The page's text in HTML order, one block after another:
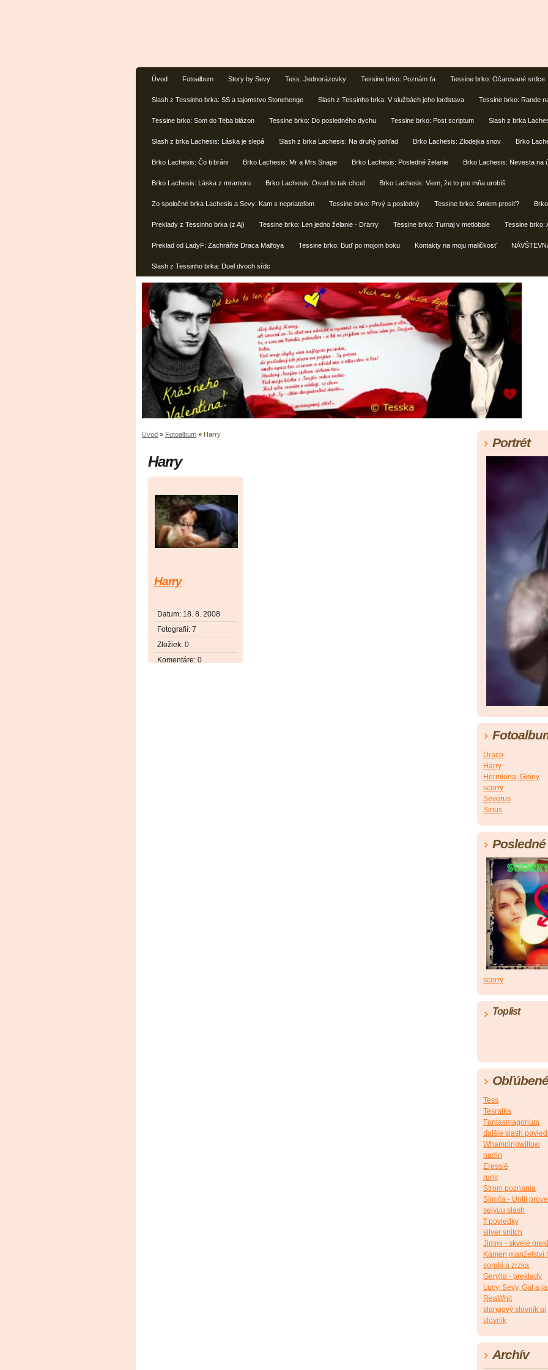
Úvod Fotoalbum Story by Sevy Tess: Jednorázovky Tessine brko: Poznám ťa Tessine brko: Očarované srdce
Slash z Tessinho brka: SS a tajomstvo Stonehenge Slash z Tessinho brka: V službách jeho lordstava Tessine brko: Rande
Tessine brko: Som do Teba blázon Tessine brko: Do posledného dychu Tessine brko: Post scriptum Slash z brka
Slash z brka Lachesis: Láska je slepá Slash z brka Lachesis: Na druhý pohľad Brko Lachesis: Zlodejka snov Brko
Brko Lachesis: Čo ti bráni Brko Lachesis: Mr a Mrs Snape Brko Lachesis: Posledné želanie Brko Lachesis: Nevesta na
Brko Lachesis: Láska z mramoru Brko Lachesis: Osud to tak chcel Brko Lachesis: Viem, že to pre mňa urobíš
Zo spoločné brka Lachesis a Sevy: Kam s nepriateľom Tessine brko: Prvý a posledný Tessine brko: Smiem prosiť?
Preklady z Tessinho brka (z Aj) Tessine brko: Len jedno želanie - Drarry Tessine brko: Turnaj v metlobale Tessine brko:
Preklad od LadyF: Zachráňte Draca Malfoya Tessine brko: Buď po mojom boku Kontakty na moju maličkosť
Slash z Tessinho brka: Duel dvoch sŕdc
Úvod » Fotoalbum » Harry
Harry
Harry
Datum: 18. 8. 2008
Fotografií: 7
Zložiek: 0
Komentáre: 0
Portrét
Draco
Harry
Hermiona, Ginny
scorry
Severus
Sirius
scorry
Toplist
Tess
Tesralka
Fantasmagorium
ďalšie slash
Whampingwillow
nadin
Eressië
runy
Strom poznania
Slimča - Until
seiyuu slash
ff poviedky
silver snitch
Jimmi - skvelé
Kámen manželství
soraki a zrzka
Gerylla - preklady
Lucy, Sevy, Gal a
ReaWhit
slangový slovník aj
slovnik
Archív